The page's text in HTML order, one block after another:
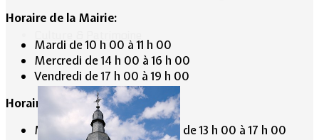
Horaire de la Mairie:
Mardi de 10 h 00 à 11 h 00
Mercredi de 14 h 00 à 16 h 00
Vendredi de 17 h 00 à 19 h 00
Horaire du Secrétariat :
Mardi de 9 h 30 à 12 h 30 et de 13 h 00 à 17 h 00